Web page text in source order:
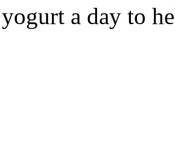
yogurt a day to